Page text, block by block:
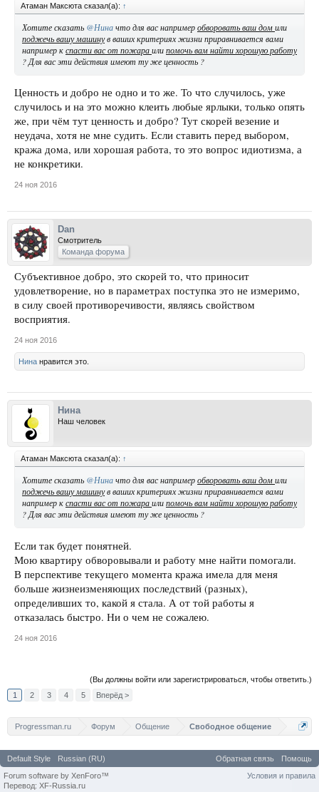
Атаман Максюта сказал(а): ↑
Хотите сказать @Ниначто для вас напримеробворовать ваш домили
поджечь вашу машинув ваших критериях жизни приравнивается вами
например кспасти вас от пожараилипомочь вам найти хорошую работу
? Для вас эти действия имеют ту же ценность ?
Ценность и добро не одно и то же. То что случилось, уже
случилось и на это можно клеить любые ярлыки, только опять
же, при чём тут ценность и добро? Тут скорей везение и
неудача, хотя не мне судить. Если ставить перед выбором,
кража дома, или хорошая работа, то это вопрос идиотизма, а
не конкретики.
24 ноя 2016
Dan
Смотритель
Команда форума
Субъективное добро, это скорей то, что приносит
удовлетворение, но в параметрах поступка это не измеримо,
в силу своей противоречивости, являясь свойством
восприятия.
24 ноя 2016
Нина нравится это.
Нина
Наш человек
Атаман Максюта сказал(а): ↑
Хотите сказать @Ниначто для вас напримеробворовать ваш домили
поджечь вашу машинув ваших критериях жизни приравнивается вами
например кспасти вас от пожараилипомочь вам найти хорошую работу
? Для вас эти действия имеют ту же ценность ?
Если так будет понятней.
Мою квартиру обворовывали и работу мне найти помогали.
В перспективе текущего момента кража имела для меня
больше жизнеизменяющих последствий (разных),
определивших то, какой я стала. А от той работы я
отказалась быстро. Ни о чем не сожалею.
24 ноя 2016
(Вы должны войти или зарегистрироваться, чтобы ответить.)
1
2 3 4 5 Вперёд >
Progressman.ru Форум Общение Свободное общение
Default Style Russian (RU) Обратная связь
Помощь
Условия и правила
Forum software by XenForo™
Перевод: XF-Russia.ru